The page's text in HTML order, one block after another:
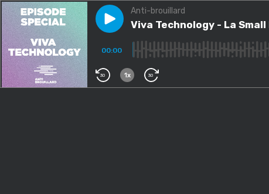
Play episode Viva Technology - La Small
Anti-brouillard
Viva Technology - La
00:00
30 1x 30